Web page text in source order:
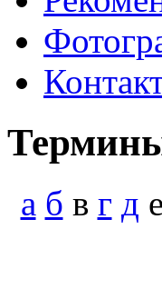
а б в г д